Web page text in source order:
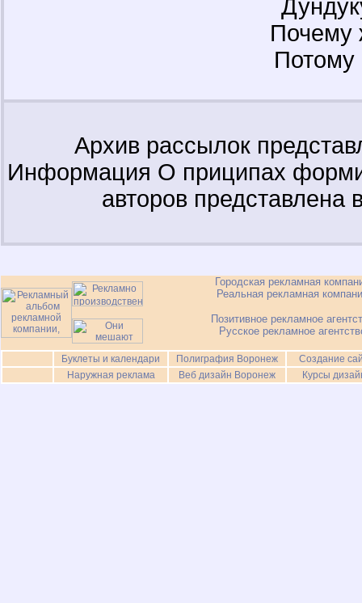
Почему
Потому
Архив рассылок
Информация О приципах
авторов представлена
Городская рекламная
Реальная рекламная
Позитивное рекламное
Русское рекламное
Буклеты и календари Полиграфия Воронеж
Создание
Наружная реклама
Веб дизайн Воронеж Курсы